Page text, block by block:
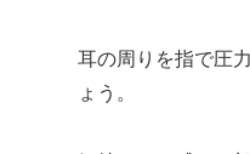
耳の周りを指で圧
ょう。